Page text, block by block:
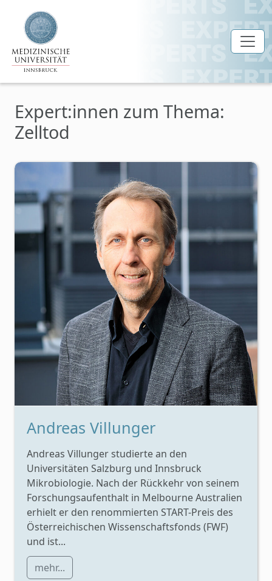
Zum Hauptinhalt springen
Expert:innen zum Thema:
Zelltod
Andreas Villunger
Andreas Villunger studierte an den
Universitäten Salzburg und Innsbruck
Mikrobiologie. Nach der Rückkehr von seinem
Forschungsaufenthalt in Melbourne Australien
erhielt er den renommierten START-Preis des
Österreichischen Wissenschaftsfonds (FWF)
und ist...
mehr...